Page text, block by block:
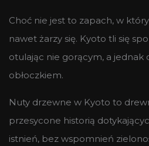
Choć nie jest to zapach, w
nawet żarzy się. Kyoto tli się
otulając nie gorącym, a jednak
obłoczkiem.
Nuty drzewne w Kyoto to
przesycone historią
istnień, bez wspomnień